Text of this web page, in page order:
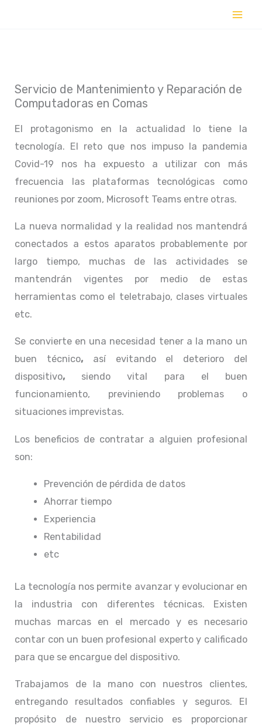
Servicio de Mantenimiento y Reparación de
Computadoras en Comas
El protagonismo en la actualidad lo tiene la
tecnología. El reto que nos impuso la pandemia
Covid-19 nos ha expuesto a utilizar con más
frecuencia las plataformas tecnológicas como
reuniones por zoom, Microsoft Teams entre otras.
La nueva normalidad y la realidad nos mantendrá
conectados a estos aparatos probablemente por
largo tiempo, muchas de las actividades se
mantendrán vigentes por medio de estas
herramientas como el teletrabajo, clases virtuales
etc.
Se convierte en una necesidad tener a la mano un
buen técnico, así evitando el deterioro del
dispositivo, siendo vital para el buen
funcionamiento, previniendo problemas o
situaciones imprevistas.
Los beneficios de contratar a alguien profesional
son:
Prevención de pérdida de datos
Ahorrar tiempo
Experiencia
Rentabilidad
etc
La tecnología nos permite avanzar y evolucionar en
la industria con diferentes técnicas. Existen
muchas marcas en el mercado y es necesario
contar con un buen profesional experto y calificado
para que se encargue del dispositivo.
Trabajamos de la mano con nuestros clientes,
entregando resultados confiables y seguros. El
propósito de nuestro servicio es proporcionar